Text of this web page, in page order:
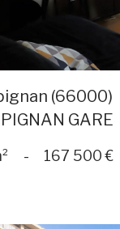
(66000)
GARE
- 167 500 €